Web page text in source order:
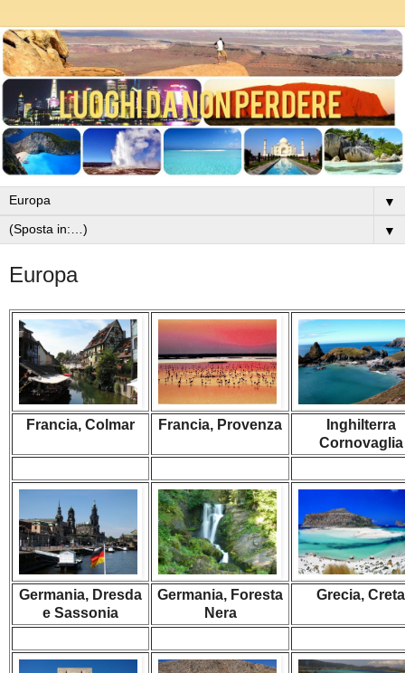
▼
▼
Europa
Francia, Colmar Francia, Provenza
Inghilterra
Cornovaglia
Germania, Dresda
e Sassonia
Germania, Foresta
Nera
Grecia, Creta